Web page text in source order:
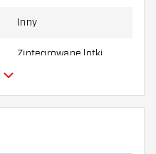
Inny
Zintegrowane lotki